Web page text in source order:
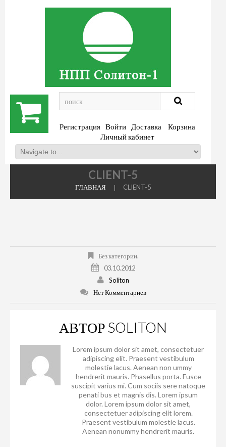
Регистрация Войти Доставка
Корзина
Личный кабинет
CLIENT-5
ГЛАВНАЯ CLIENT-5
Без категории.
03.10.2012
Soliton
Нет Комментариев
АВТОР SOLITON
Lorem ipsum dolor sit amet, consectetuer
adipiscing elit. Praesent vestibulum
molestie lacus. Aenean non ummy
hendrerit mauris. Phasellus porta. Fusce
suscipit varius mi. Cum sociis sere natoque
penati bus et magnis dis. Lorem ipsum
dolor. Lorem ipsum dolor sit amet,
consectetuer adipiscing elit lorem.
Praesent vestibulum molestie lacus.
Aenean nonummy hendrerit mauris.